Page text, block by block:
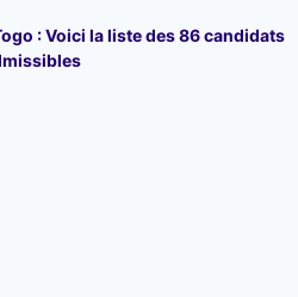
: Voici la liste des 86 candidats